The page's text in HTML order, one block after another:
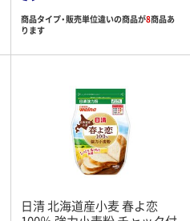
商品タイプ・販売単位違いの商品が8商品あ
ります
日清 北海道産小麦 春よ恋